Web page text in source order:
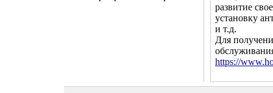
развитие
установку
и т.д.
Для
https://